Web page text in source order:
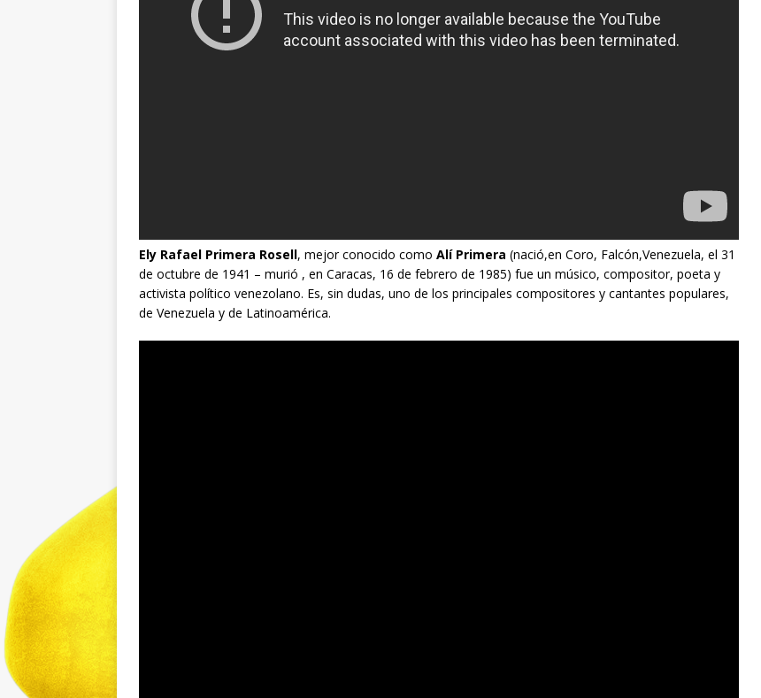
Ely Rafael Primera Rosell, mejor conocido como Alí Primera (nació,en Coro, Falcón,Venezuela, el 31
de octubre de 1941 – murió , en Caracas, 16 de febrero de 1985) fue un músico, compositor, poeta y
activista político venezolano. Es, sin dudas, uno de los principales compositores y cantantes populares,
de Venezuela y de Latinoamérica.